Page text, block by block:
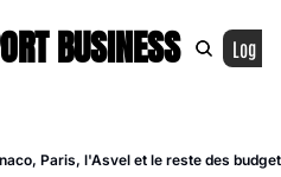
BUSINESS Log In
Paris, l'Asvel et le reste des